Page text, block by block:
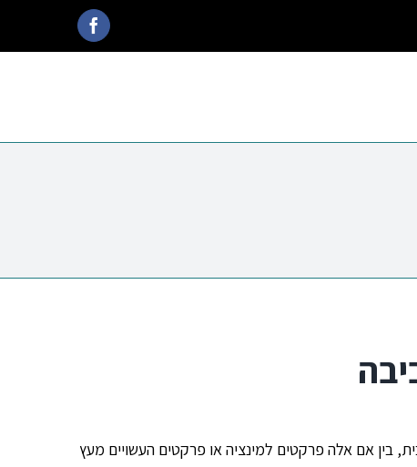
Facebook
אם אלה פרקטים למינציה או פרקטים העשויים מעץ